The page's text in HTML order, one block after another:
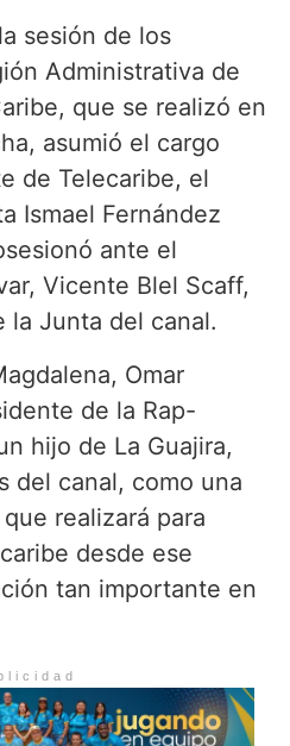
sesión de los
Administrativa de
que se realizó en
asumió el cargo
de Telecaribe, el
Ismael Fernández
ante el
Vicente Blel Scaff,
la Junta del canal.
Omar
de la Rap-
hijo de La Guajira,
del canal, como una
realizará para
desde ese
tan importante en